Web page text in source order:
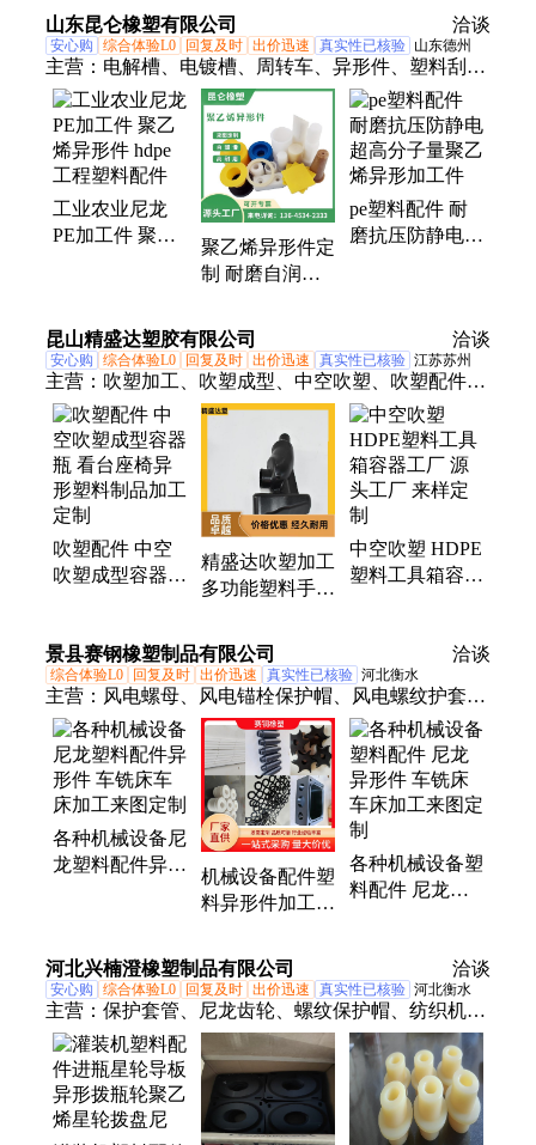
聚乙烯加工件
聚乙烯加工件
山东昆仑橡塑有限公司 洽谈
安心购 综合体验L0 回复及时 出价迅速 真实性已核验 山东德州
主营： 电解槽、电镀槽、周转车、异形件、塑料刮
板、塑料皮带轮、自润滑塑料、离合器、养鱼池、废
水盘、加工件、酸液槽、计量罐、接水盘、储物柜、
反应釜、磷化槽、试剂柜、聚乙烯板、防腐水箱、聚
丙烯板、水处理箱、养殖水箱、聚丙烯水箱、聚丙烯
箱子
工业农业尼龙
PE加工件 聚乙
聚乙烯异形件定
制 耐磨自润滑
床加工塑料配件
pe塑料配件 耐
磨抗压防静电
昆山精盛达塑胶有限公司 洽谈
安心购 综合体验L0 回复及时 出价迅速 真实性已核验 江苏苏州
主营： 吹塑加工、吹塑成型、中空吹塑、吹塑配件、
吹塑制品、吹塑加工厂家、吹塑件、吹塑产品、吹塑
产品加工、吹塑工具箱、吹塑通风管
吹塑配件 中空
吹塑成型容器瓶
精盛达吹塑加工
多功能塑料手提
无提手
中空吹塑 HDPE
塑料工具箱容器
景县赛钢橡塑制品有限公司
洽谈
综合体验L0 回复及时 出价迅速 真实性已核验 河北衡水
主营： 风电螺母、风电锚栓保护帽、风电螺纹护套、
风电配件、防雹网配件、防雹网柱帽
各种机械设备尼
龙塑料配件异形
机械设备配件塑
料异形件加工
工异型件定制
各种机械设备塑
料配件 尼龙异
河北兴楠澄橡塑制品有限公司
洽谈
安心购 综合体验L0 回复及时 出价迅速 真实性已核验 河北衡水
主营： 保护套管、尼龙齿轮、螺纹保护帽、纺织机械
配件、塑料风电配件、滤袋固定器、农业防雹网柱
帽、输送设备轴承轮、螺丝牙纹保护套